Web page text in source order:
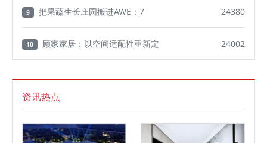
9 把果蔬生长庄园搬进AWE：7 24380
10 顾家家居：以空间适配性重新定 24002
资讯热点